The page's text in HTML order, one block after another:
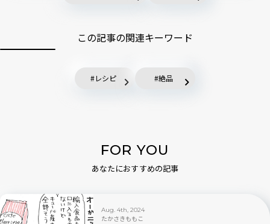
この記事の関連キーワード
レシピ 絶品
FOR YOU
あなたにおすすめの記事
Aug. 4th, 2024
たかさきももこ